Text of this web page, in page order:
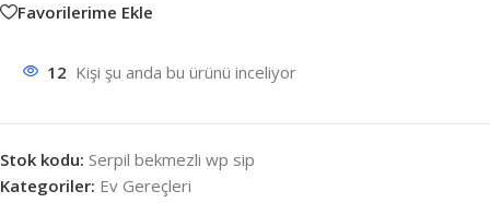
Favorilerime Ekle
12 Kişi şu anda bu ürünü inceliyor
Stok kodu: Serpil bekmezli wp sip
Kategoriler: Ev Gereçleri